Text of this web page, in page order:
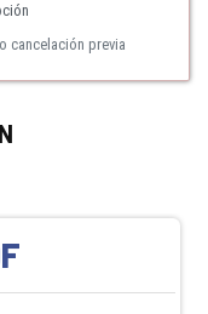
cancelación previa